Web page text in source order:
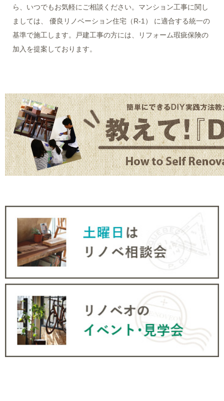
ら、いつでもお気軽にご相談ください。マンション工事に関し
ましては、 優良リノベーション住宅（R-1） に適合する統一の
基準で施工します。戸建工事の方には、リフォーム瑕疵保険の
加入を提案しております。